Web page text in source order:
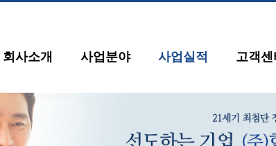
회사소개 사업분야 사업실적 고객센